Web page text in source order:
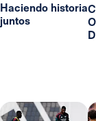
Haciendo historia
juntos